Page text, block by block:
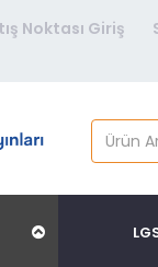
Noktası Giriş